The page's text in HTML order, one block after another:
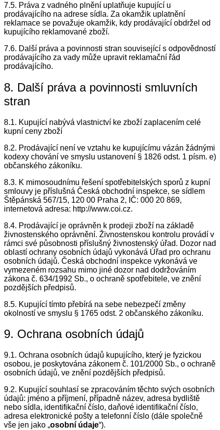
7.5. Práva z vadného plnění uplatňuje kupující u
prodávajícího na adrese sídla. Za okamžik uplatnění
reklamace se považuje okamžik, kdy prodávající obdržel od
kupujícího reklamované zboží.
7.6. Další práva a povinnosti stran související s odpovědností
prodávajícího za vady může upravit reklamační řád
prodávajícího.
8. Další práva a povinnosti smluvních
stran
8.1. Kupující nabývá vlastnictví ke zboží zaplacením celé
kupní ceny zboží
8.2. Prodávající není ve vztahu ke kupujícímu vázán žádnými
kodexy chování ve smyslu ustanovení § 1826 odst. 1 písm. e)
občanského zákoníku.
8.3. K mimosoudnímu řešení spotřebitelských sporů z kupní
smlouvy je příslušná Česká obchodní inspekce, se sídlem
Štěpánská 567/15, 120 00 Praha 2, IČ: 000 20 869,
internetová adresa: http://www.coi.cz.
8.4. Prodávající je oprávněn k prodeji zboží na základě
živnostenského oprávnění. Živnostenskou kontrolu provádí v
rámci své působnosti příslušný živnostenský úřad. Dozor nad
oblastí ochrany osobních údajů vykonává Úřad pro ochranu
osobních údajů. Česká obchodní inspekce vykonává ve
vymezeném rozsahu mimo jiné dozor nad dodržováním
zákona č. 634/1992 Sb., o ochraně spotřebitele, ve znění
pozdějších předpisů.
8.5. Kupující tímto přebírá na sebe nebezpečí změny
okolností ve smyslu § 1765 odst. 2 občanského zákoníku.
9. Ochrana osobních údajů
9.1. Ochrana osobních údajů kupujícího, který je fyzickou
osobou, je poskytována zákonem č. 101/2000 Sb., o ochraně
osobních údajů, ve znění pozdějších předpisů.
9.2. Kupující souhlasí se zpracováním těchto svých osobních
údajů: jméno a příjmení, případně název, adresa bydliště
nebo sídla, identifikační číslo, daňové identifikační číslo,
adresa elektronické pošty a telefonní číslo (dále společně
vše jen jako „osobní údaje“).